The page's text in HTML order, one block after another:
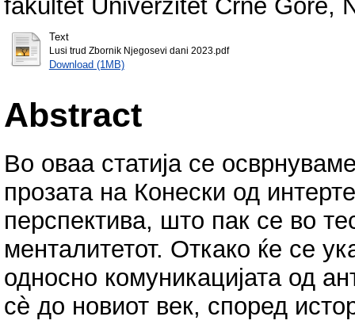
fakultet Univerzitet Crne Gore,
Text
Lusi trud Zbornik Njegosevi dani 2023.pdf
Download (1MB)
Abstract
Во оваа статија се
прозата на Конески од
перспектива, што пак се во
менталитетот. Откако ќе се
односно комуникацијата од
сѐ до новиот век, според